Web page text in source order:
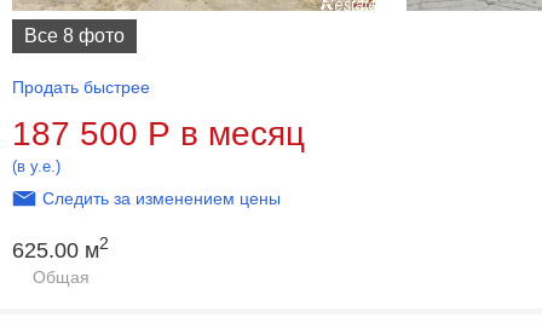
Все 8 фото
Продать быстрее
187 500 Р в месяц
(в у.е.)
Следить за изменением цены
625.00 м2
Общая